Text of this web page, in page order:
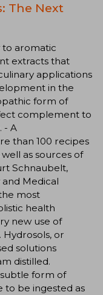
The Next
to aromatic
extracts that
applications
in the
form of
complement to
- A
than 100 recipes
as sources of
Schnaubelt,
Medical
most
health
new use of
or
solutions
distilled.
form of
to be ingested as